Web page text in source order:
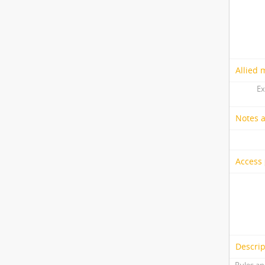
Allied
Notes